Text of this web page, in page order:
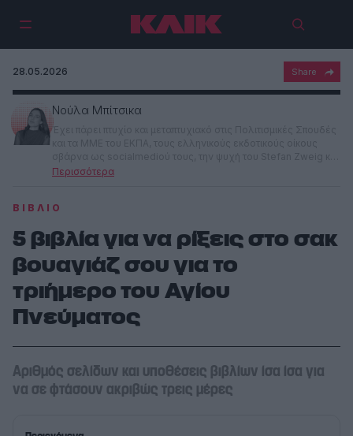
28.05.2026
ΒΙΒΛΊΟ
5 βιβλία για να ρίξεις στο σακ
βουαγιάζ σου για το
τριήμερο του Αγίου
Πνεύματος
Αριθμός σελίδων και υποθέσεις βιβλίων ίσα ίσα για
να σε φτάσουν ακριβώς τρεις μέρες
Νούλα Μπίτσικα
του Μένη Κουμανταρέα, την ευλογία του Till Lindemann, και τα